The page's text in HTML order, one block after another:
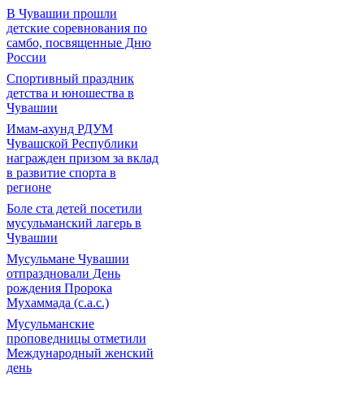
В Чувашии прошли
детские соревнования по
самбо, посвященные Дню
России
Спортивный праздник
детства и юношества в
Чувашии
Имам-ахунд РДУМ
Чувашской Республики
награжден призом за вклад
в развитие спорта в
регионе
Боле ста детей посетили
мусульманский лагерь в
Чувашии
Мусульмане Чувашии
отпраздновали День
рождения Пророка
Мухаммада (с.а.с.)
Мусульманские
проповедницы отметили
Международный женский
день